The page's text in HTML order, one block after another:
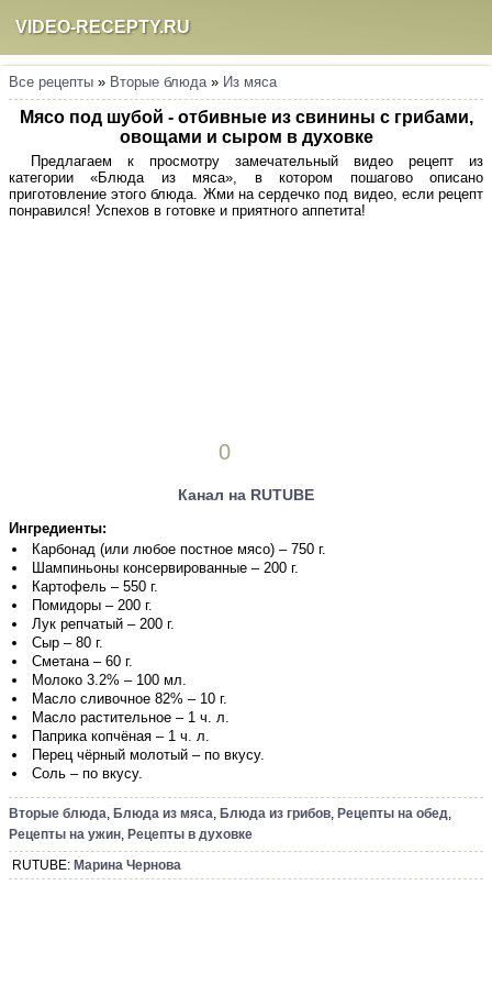
VIDEO-RECEPTY.RU
Все рецепты » Вторые блюда» Из мяса
Мясо под шубой - отбивные из свинины с грибами,
овощами и сыром в духовке
Предлагаем к просмотру замечательный видео рецепт из
категории «Блюда из мяса», в котором пошагово описано
приготовление этого блюда. Жми на сердечко под видео, если рецепт
понравился! Успехов в готовке и приятного аппетита!
0
Канал на RUTUBE
Ингредиенты:
Карбонад (или любое постное мясо) – 750 г.
Шампиньоны консервированные – 200 г.
Картофель – 550 г.
Помидоры – 200 г.
Лук репчатый – 200 г.
Сыр – 80 г.
Сметана – 60 г.
Молоко 3.2% – 100 мл.
Масло сливочное 82% – 10 г.
Масло растительное – 1 ч. л.
Паприка копчёная – 1 ч. л.
Перец чёрный молотый – по вкусу.
Соль – по вкусу.
Вторые блюда, Блюда из мяса, Блюда из грибов, Рецепты на обед,
Рецепты на ужин, Рецепты в духовке
RUTUBE: Марина Чернова